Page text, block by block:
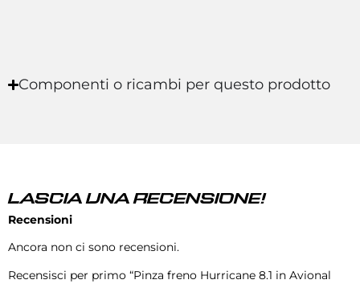
Componenti o ricambi per questo prodotto
LASCIA UNA RECENSIONE!
Recensioni
Ancora non ci sono recensioni.
Recensisci per primo “Pinza freno Hurricane 8.1 in Avional